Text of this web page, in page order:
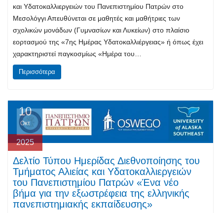
και Υδατοκαλλιεργειών του Πανεπιστημίου Πατρών στο
Μεσολόγγι Απευθύνεται σε μαθητές και μαθήτριες των
σχολικών μονάδων (Γυμνασίων και Λυκείων) στο πλαίσιο
εορτασμού της «7ης Ημέρας Υδατοκαλλιέργειας» ή όπως έχει
χαρακτηριστεί παγκοσμίως «Ημέρα του…
Περισσότερα
10
Οκτ
2025
Δελτίο Τύπου Ημερίδας Διεθνοποίησης του
Τμήματος Αλιείας και Υδατοκαλλιεργειών
του Πανεπιστημίου Πατρών «Ένα νέο
βήμα για την εξωστρέφεια της ελληνικής
πανεπιστημιακής εκπαίδευσης»